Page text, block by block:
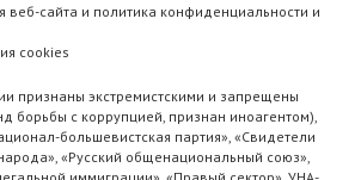
веб-сайта и политика конфиденциальности и
cookies
признаны экстремистскими и запрещены
борьбы с коррупцией, признан иноагентом),
большевистская партия», «Свидетели
«Русский общенациональный союз»,